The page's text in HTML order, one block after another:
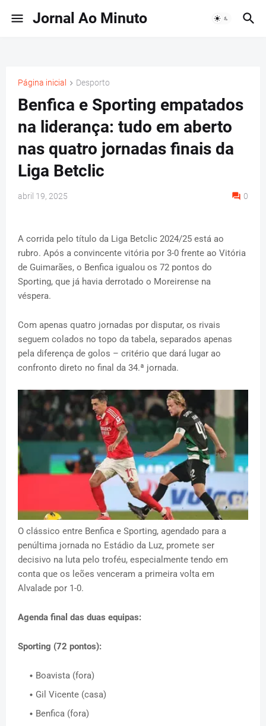
Jornal Ao Minuto
Página inicial Desporto
Benfica e Sporting empatados
na liderança: tudo em aberto
nas quatro jornadas finais da
Liga Betclic
abril 19, 2025 0
A corrida pelo título da Liga Betclic 2024/25 está ao
rubro. Após a convincente vitória por 3-0 frente ao Vitória
de Guimarães, o Benfica igualou os 72 pontos do
Sporting, que já havia derrotado o Moreirense na
véspera.
Com apenas quatro jornadas por disputar, os rivais
seguem colados no topo da tabela, separados apenas
pela diferença de golos – critério que dará lugar ao
confronto direto no final da 34.ª jornada.
O clássico entre Benfica e Sporting, agendado para a
penúltima jornada no Estádio da Luz, promete ser
decisivo na luta pelo troféu, especialmente tendo em
conta que os leões venceram a primeira volta em
Alvalade por 1-0.
Agenda final das duas equipas:
Sporting (72 pontos):
Boavista (fora)
Gil Vicente (casa)
Benfica (fora)